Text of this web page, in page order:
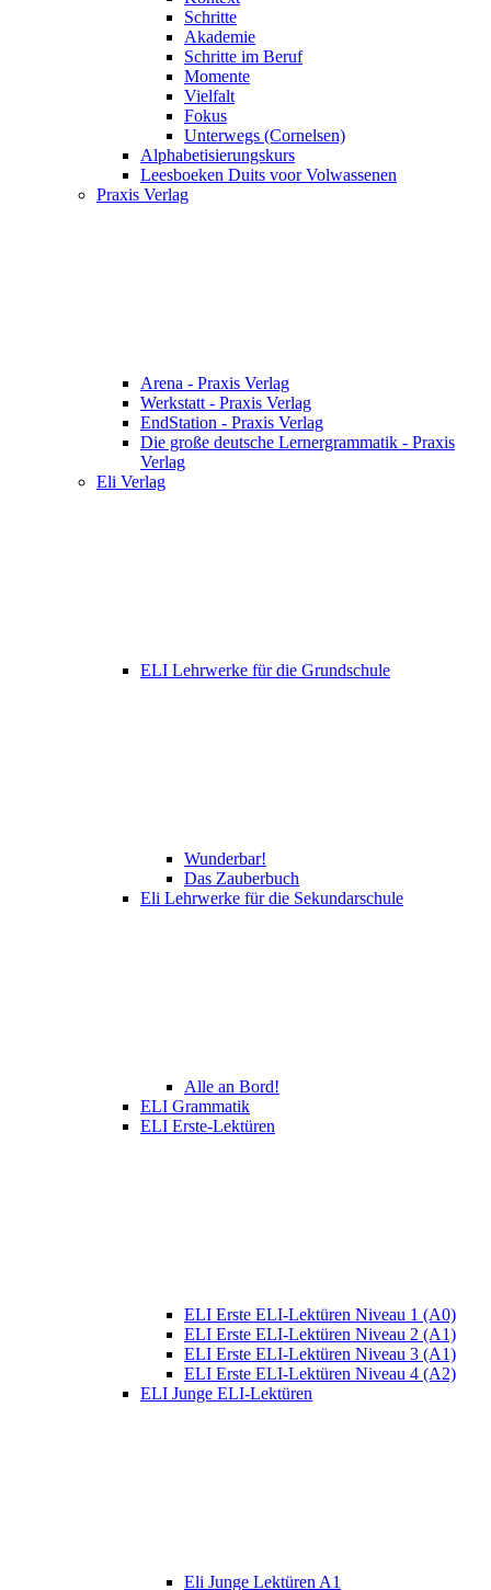
Schritte
Akademie
Schritte im Beruf
Momente
Vielfalt
Fokus
Unterwegs (Cornelsen)
Alphabetisierungskurs
Leesboeken Duits voor Volwassenen
Praxis Verlag
Arena - Praxis Verlag
Werkstatt - Praxis Verlag
EndStation - Praxis Verlag
Die große deutsche Lernergrammatik - Praxis
Verlag
Eli Verlag
ELI Lehrwerke für die Grundschule
Wunderbar!
Das Zauberbuch
Eli Lehrwerke für die Sekundarschule
Alle an Bord!
ELI Grammatik
ELI Erste-Lektüren
ELI Erste ELI-Lektüren Niveau 1 (A0)
ELI Erste ELI-Lektüren Niveau 2 (A1)
ELI Erste ELI-Lektüren Niveau 3 (A1)
ELI Erste ELI-Lektüren Niveau 4 (A2)
ELI Junge ELI-Lektüren
Eli Junge Lektüren A1